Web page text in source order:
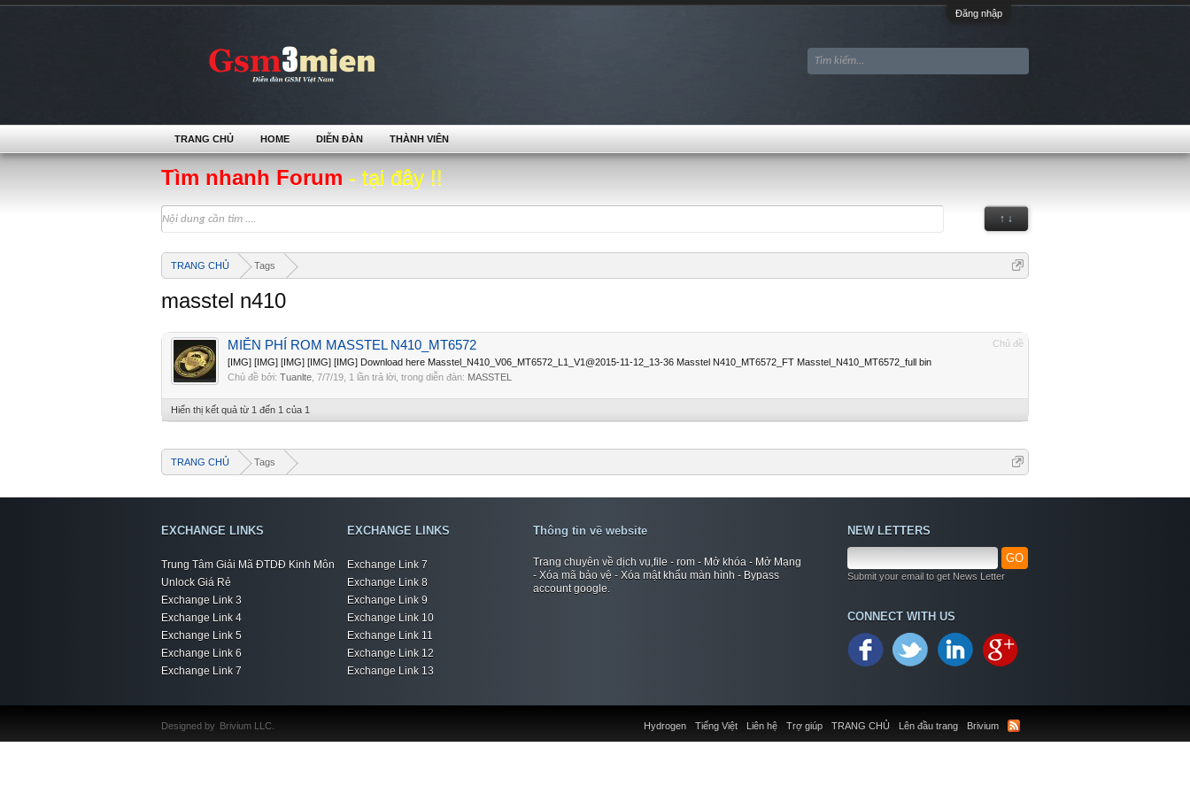
Đăng nhập
Tìm nhanh Forum - tại đây !!
↑ ↓
TRANG CHỦ Tags
masstel n410
Chủ đề
MIỄN PHÍ ROM MASSTEL N410_MT6572
[IMG] [IMG] [IMG] [IMG] [IMG] Download here Masstel_N410_V06_MT6572_L1_V1@2015-11-12_13-36 Masstel N410_MT6572_FT Masstel_N410_MT6572_full bin
Chủ đề bởi: Tuanlte 7/7/19 , 1 lần trả lời, trong diễn đàn: MASSTEL
Hiển thị kết quả từ 1 đến 1 của 1
TRANG CHỦ Tags
TRANG CHỦ HOME DIỄN ĐÀN THÀNH VIÊN
EXCHANGE LINKS
Trung Tâm Giải Mã ĐTDĐ Kinh Môn
Unlock Giá Rẻ
Exchange Link 3
Exchange Link 4
Exchange Link 5
Exchange Link 6
Exchange Link 7
EXCHANGE LINKS
Exchange Link 7
Exchange Link 8
Exchange Link 9
Exchange Link 10
Exchange Link 11
Exchange Link 12
Exchange Link 13
Thông tin về website
Trang chuyên về dịch vụ,file - rom - Mở khóa - Mở Mạng
- Xóa mã bảo vệ - Xóa mật khẩu màn hình - Bypass
account google.
NEW LETTERS
GO
Submit your email to get News Letter
CONNECT WITH US
Liên hệ Trợ giúp TRANG CHỦ Lên đầu trang Brivium
Hydrogen Tiếng Việt
Designed by Brivium LLC.